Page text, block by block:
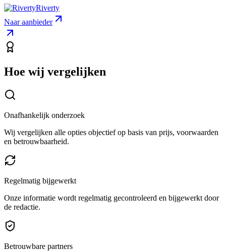
Riverty
Naar aanbieder
Hoe wij vergelijken
Onafhankelijk onderzoek
Wij vergelijken alle opties objectief op basis van prijs, voorwaarden
en betrouwbaarheid.
Regelmatig bijgewerkt
Onze informatie wordt regelmatig gecontroleerd en bijgewerkt door
de redactie.
Betrouwbare partners